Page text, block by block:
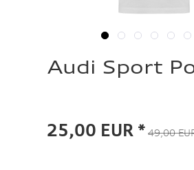
Audi Sport
25,00 EUR * 49,00